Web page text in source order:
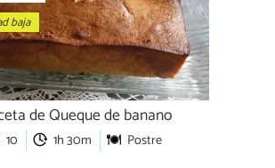
baja
de Queque de banano
10 1h 30m Postre